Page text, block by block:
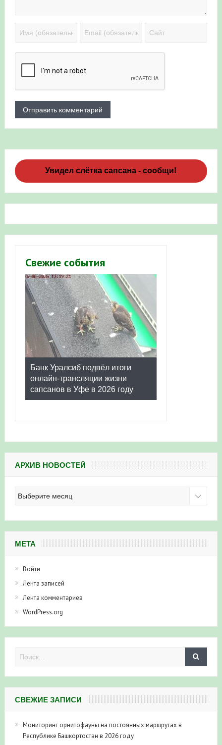
Увидел слётка сапсана - сообщи!
Свежие события
Банк Уралсиб подвёл итоги
онлайн-трансляции жизни
сапсанов в Уфе в 2026 году
АРХИВ НОВОСТЕЙ
новостей
МЕТА
Войти
Лента записей
Лента комментариев
WordPress.org
СВЕЖИЕ ЗАПИСИ
Мониторинг орнитофауны на постоянных маршрутах в
Республике Башкортостан в 2026 году